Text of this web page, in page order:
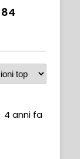
4 anni fa